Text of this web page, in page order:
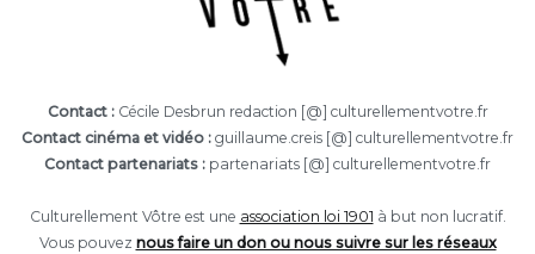
Contact :Cécile Desbrun redaction [@] culturellementvotre.fr
Contact cinéma et vidéo : guillaume.creis [@] culturellementvotre.fr
Contact partenariats : partenariats [@] culturellementvotre.fr
Culturellement Vôtre est une association loi 1901 à but non lucratif.
Vous pouvez nous faire un don ou nous suivre sur les réseaux